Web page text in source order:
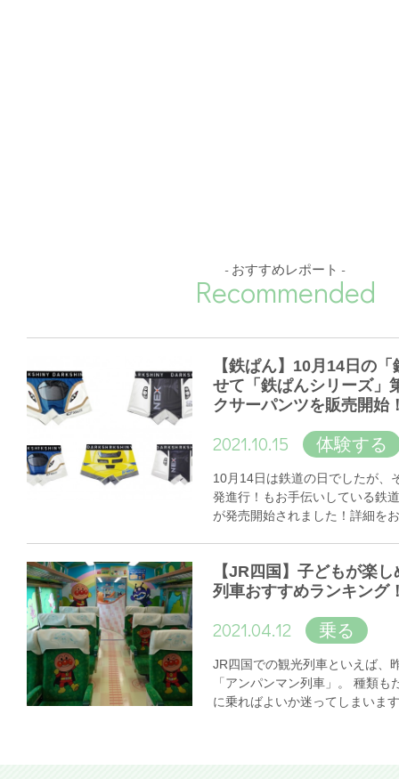
- おすすめレポート -
Recommended
【鉄ぱん】10月14日の
せて「鉄ぱんシリーズ」
クサーパンツを販売開始
2021.10.15 体験する
10月14日は鉄道の日でしたが、
発進行！もお手伝いしている鉄
が発売開始されました！詳細をお
【JR四国】子どもが楽
列車おすすめランキング
2021.04.12 乗る
JR四国での観光列車といえば、
「アンパンマン列車」。 種類も
に乗ればよいか迷ってしまいます